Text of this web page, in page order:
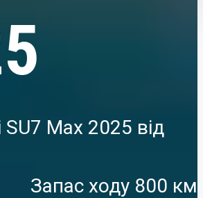
SU7 Max 2025 від
Запас ходу 800 км